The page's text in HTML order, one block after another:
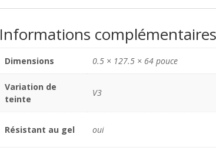
Informations complémentaires
Dimensions 0.5 × 127.5 × 64 pouce
Variation de
teinte
V3
Résistant au gel oui